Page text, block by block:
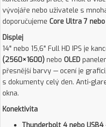
vývojáře nebo uživatele s
doporučujeme Core Ultra 7
Displej
14" nebo 15,6" Full HD IPS je
(2560×1600) nebo OLED
přesnější barvy — ocení je
s dokumenty celý den. Anti-
okna.
Konektivita